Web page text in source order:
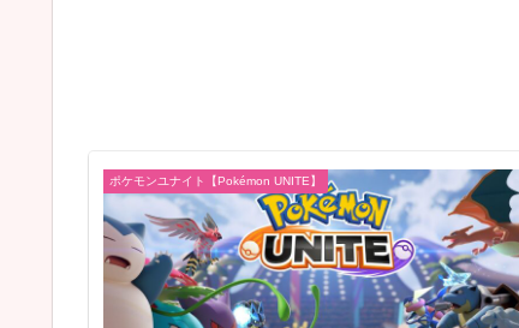
ポケモンユナイト【Pokémon UNITE】